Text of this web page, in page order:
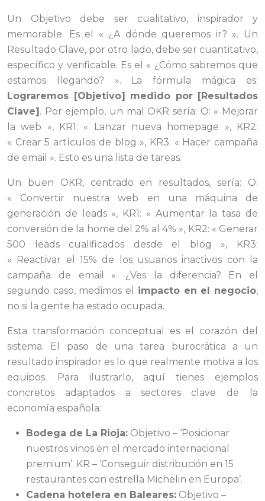
Un Objetivo debe ser cualitativo, inspirador y
memorable. Es el « ¿A dónde queremos ir? ». Un
Resultado Clave, por otro lado, debe ser cuantitativo,
específico y verificable. Es el « ¿Cómo sabremos que
estamos llegando? ». La fórmula mágica es:
Lograremos [Objetivo] medido por [Resultados
Clave]. Por ejemplo, un mal OKR sería: O: « Mejorar
la web », KR1: « Lanzar nueva homepage », KR2:
« Crear 5 artículos de blog », KR3: « Hacer campaña
de email ». Esto es una lista de tareas.
Un buen OKR, centrado en resultados, sería: O:
« Convertir nuestra web en una máquina de
generación de leads », KR1: « Aumentar la tasa de
conversión de la home del 2% al 4% », KR2: « Generar
500 leads cualificados desde el blog », KR3:
« Reactivar el 15% de los usuarios inactivos con la
campaña de email ». ¿Ves la diferencia? En el
segundo caso, medimos el impacto en el negocio,
no si la gente ha estado ocupada.
Esta transformación conceptual es el corazón del
sistema. El paso de una tarea burocrática a un
resultado inspirador es lo que realmente motiva a los
equipos. Para ilustrarlo, aquí tienes ejemplos
concretos adaptados a sectores clave de la
economía española:
Bodega de La Rioja: Objetivo – ‘Posicionar
nuestros vinos en el mercado internacional
premium’. KR – ‘Conseguir distribución en 15
restaurantes con estrella Michelin en Europa’.
Cadena hotelera en Baleares: Objetivo –